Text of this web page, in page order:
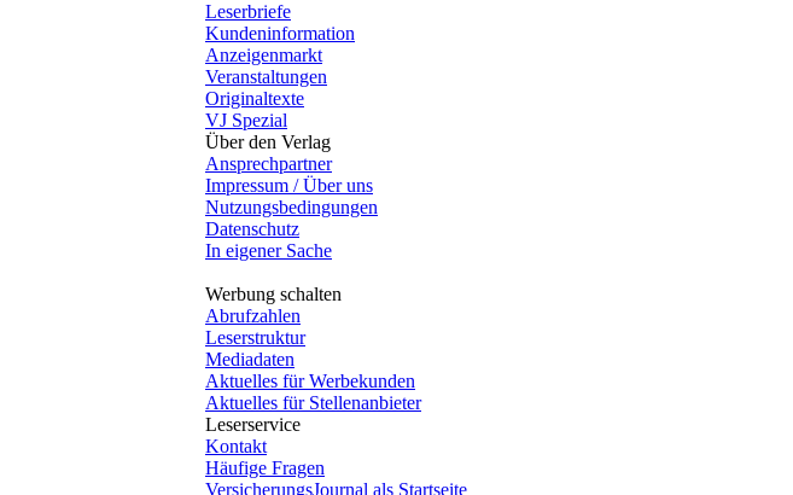
Leserbriefe
Kundeninformation
Anzeigenmarkt
Veranstaltungen
Originaltexte
VJ Spezial
Über den Verlag
Ansprechpartner
Impressum / Über uns
Nutzungsbedingungen
Datenschutz
In eigener Sache
Werbung schalten
Abrufzahlen
Leserstruktur
Mediadaten
Aktuelles für Werbekunden
Aktuelles für Stellenanbieter
Leserservice
Kontakt
Häufige Fragen
VersicherungsJournal als Startseite